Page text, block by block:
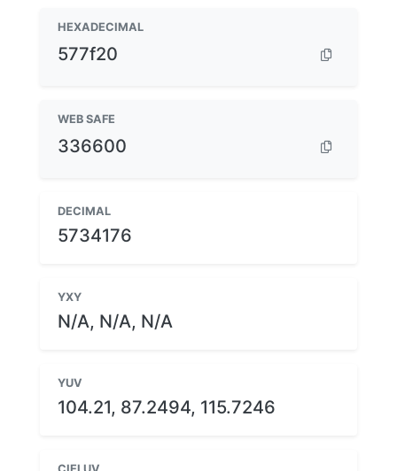
HEXADECIMAL
577f20
WEB SAFE
336600
DECIMAL
5734176
YXY
N/A, N/A, N/A
YUV
104.21, 87.2494, 115.7246
CIELUV